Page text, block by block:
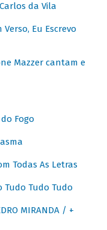
da Vila
Eu Escrevo
Mazzer cantam e
do Fogo
Todas As Letras
Tudo Tudo Tudo
MIRANDA / +